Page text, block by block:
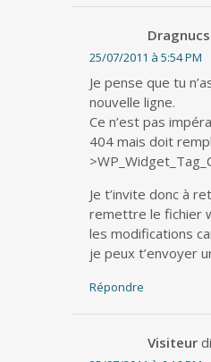
Dragnucs
25/07/2011 à 5:54 PM
Je pense que tu
nouvelle ligne.
Ce n’est pas
404 mais doit
Je t’invite donc à
remettre le fichier
les modifications
je peux t’envoyer
Répondre
Visiteur